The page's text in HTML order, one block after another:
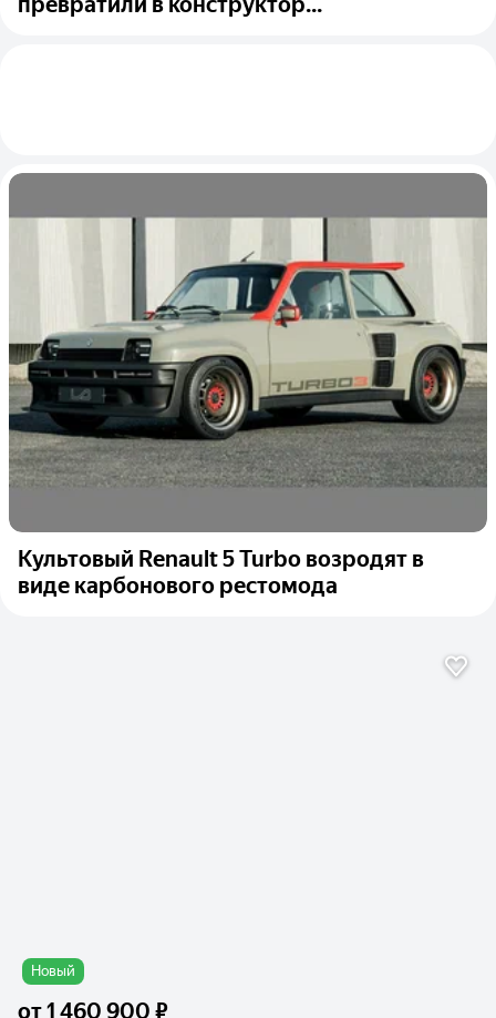
Культовый Renault 5 Turbo возродят в
виде карбонового рестомода
Новый
от1 460 900 ₽